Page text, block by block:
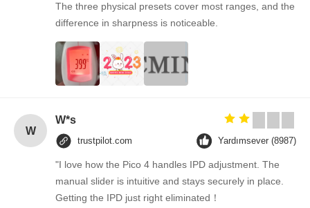
The three physical presets cover most ranges, and the
difference in sharpness is noticeable.
W
W*s
trustpilot.com Yardımsever (8987)
"I love how the Pico 4 handles IPD adjustment. The
manual slider is intuitive and stays securely in place.
Getting the IPD just right eliminated！